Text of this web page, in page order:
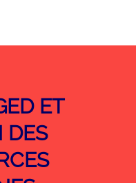
ET
DES